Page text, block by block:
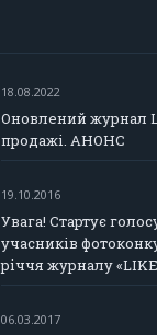
18.08.2022
Оновлений журнал
продажі. АНОНС
19.10.2016
Увага! Стартує
учасників
річчя журналу
06.03.2017